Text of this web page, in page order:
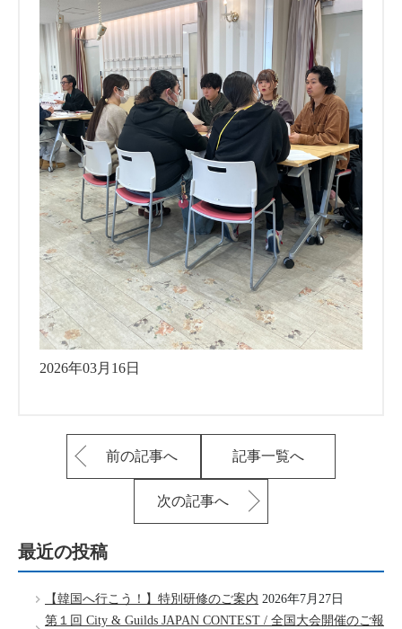
2026年03月16日
前の記事へ 記事一覧へ
次の記事へ
最近の投稿
【韓国へ行こう！】特別研修のご案内 2026年7月27日
第１回 City & Guilds JAPAN CONTEST / 全国大会開催のご報